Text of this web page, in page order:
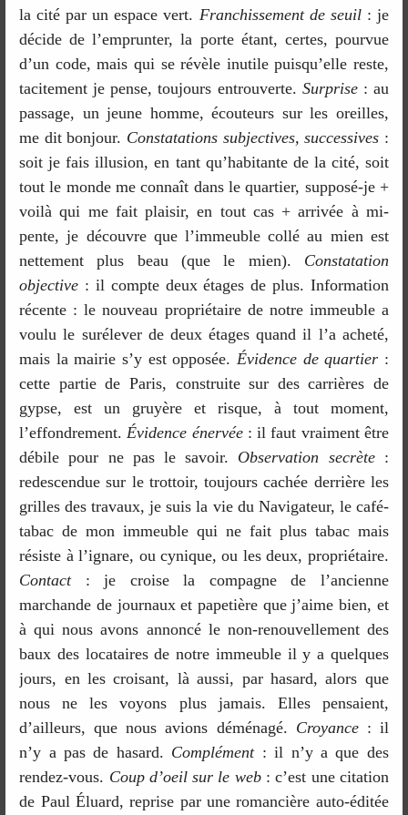
la cité par un espace vert. Franchissement de seuil: je
décide de l’emprunter, la porte étant, certes, pourvue
d’un code, mais qui se révèle inutile puisqu’elle reste,
tacitement je pense, toujours entrouverte. Surprise: au
passage, un jeune homme, écouteurs sur les oreilles,
me dit bonjour. Constatations subjectives, successives :
soit je fais illusion, en tant qu’habitante de la cité, soit
tout le monde me connaît dans le quartier, supposé-je +
voilà qui me fait plaisir, en tout cas + arrivée à mi-
pente, je découvre que l’immeuble collé au mien est
nettement plus beau (que le mien). Constatation
objective : il compte deux étages de plus. Information
récente : le nouveau propriétaire de notre immeuble a
voulu le surélever de deux étages quand il l’a acheté,
mais la mairie s’y est opposée. Évidence de quartier :
cette partie de Paris, construite sur des carrières de
gypse, est un gruyère et risque, à tout moment,
l’effondrement. Évidence énervée: il faut vraiment être
débile pour ne pas le savoir. Observation secrète:
redescendue sur le trottoir, toujours cachée derrière les
grilles des travaux, je suis la vie du Navigateur, le café-
tabac de mon immeuble qui ne fait plus tabac mais
résiste à l’ignare, ou cynique, ou les deux, propriétaire.
Contact: je croise la compagne de l’ancienne
marchande de journaux et papetière que j’aime bien, et
à qui nous avons annoncé le non-renouvellement des
baux des locataires de notre immeuble il y a quelques
jours, en les croisant, là aussi, par hasard, alors que
nous ne les voyons plus jamais. Elles pensaient,
d’ailleurs, que nous avions déménagé. Croyance: il
n’y a pas de hasard. Complément: il n’y a que des
rendez-vous. Coup d’oeil sur le web: c’est une citation
de Paul Éluard, reprise par une romancière auto-éditée